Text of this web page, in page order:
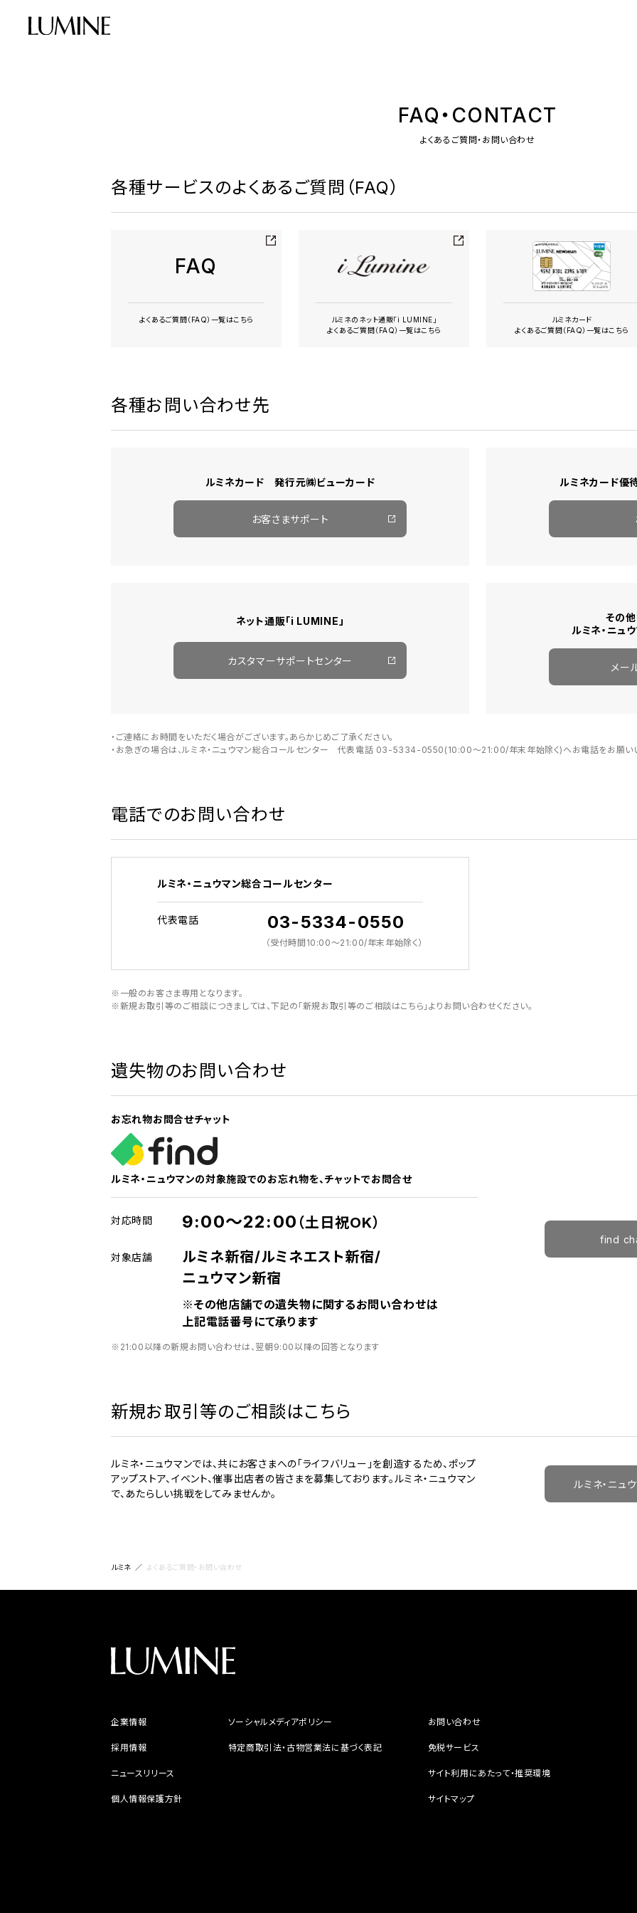
FAQ・CONTACT
よくあるご質問・お問い合わせ
各種サービスのよくあるご質問（FAQ）
FAQ
よくあるご質問（FAQ）一覧はこちら
ルミネのネット通販「i LUMINE」
よくあるご質問（FAQ）一覧はこちら
ルミネカード
よくあるご質問（FAQ）一覧はこちら
各種お問い合わせ先
ルミネカード 発行元㈱ビューカード
お客さまサポート
ルミネカード優
ネット通販「i LUMINE」
カスタマーサポートセンター
その
ルミネ・ニュ
メー
・ご連絡にお時間をいただく場合がございます。あらかじめご了承ください。
・お急ぎの場合は、ルミネ・ニュウマン総合コールセンター 代表電話 03-5334-0550(10:00～21:00/年末年始除く)へお電話をお願いい
電話でのお問い合わせ​
ルミネ・ニュウマン総合コールセンター
代表電話 03-5334-0550
（受付時間10:00～21:00/年末年始除く）
※一般のお客さま専用となります。
※新規お取引等のご相談につきましては、下記の「新規お取引等のご相談はこちら」よりお問い合わせください。
遺失物のお問い合わせ​
お忘れ物お問合せチャット
ルミネ・ニュウマンの対象施設でのお忘れ物を、チャットでお問合せ
対応時間 9:00～22:00 （土日祝OK）
対象店舗
ルミネ新宿/ルミネエスト新宿/
ニュウマン新宿
※その他店舗での遺失物に関するお問い合わせは
上記電話番号にて承ります
※21:00以降の新規お問い合わせは、翌朝9:00以降の回答となります
find
新規お取引等のご相談はこちら
ルミネ・ニュウマンでは、共にお客さまへの「ライフバリュー」を創造するため、ポップ
アップストア、イベント、催事出店者の皆さまを募集しております。ルミネ・ニュウマン
で、あたらしい挑戦をしてみませんか。
ルミネ・ニュ
ルミネ よくあるご質問・お問い合わせ
企業情報
採用情報
ニュースリリース
個人情報保護方針
ソーシャルメディアポリシー
特定商取引法・古物営業法に基づく表記
お問い合わせ
免税サービス
サイト利用にあたって・推奨環境
サイトマップ